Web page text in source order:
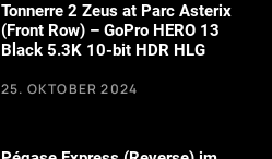
Tonnerre 2 Zeus at Parc Asterix
(Front Row) – GoPro HERO 13
Black 5.3K 10-bit HDR HLG
25. OKTOBER 2024